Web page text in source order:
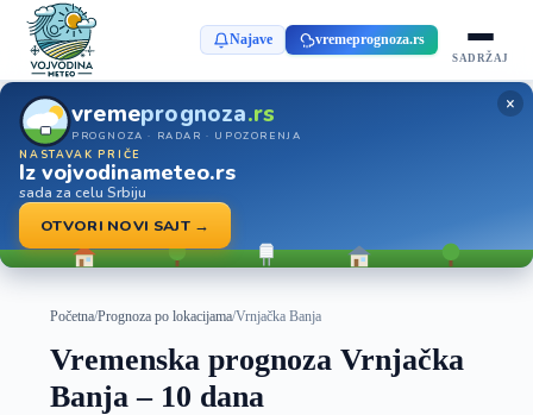
Najave vremeprognoza.rs
SADRŽAJ
vremeprognoza.rs
PROGNOZA · RADAR · UPOZORENJA
NASTAVAK PRIČE
Iz vojvodinameteo.rs
sada za celu Srbiju
OTVORI NOVI SAJT →
×
Početna/Prognoza po lokacijama/Vrnjačka Banja
Vremenska prognoza Vrnjačka
Banja – 10 dana